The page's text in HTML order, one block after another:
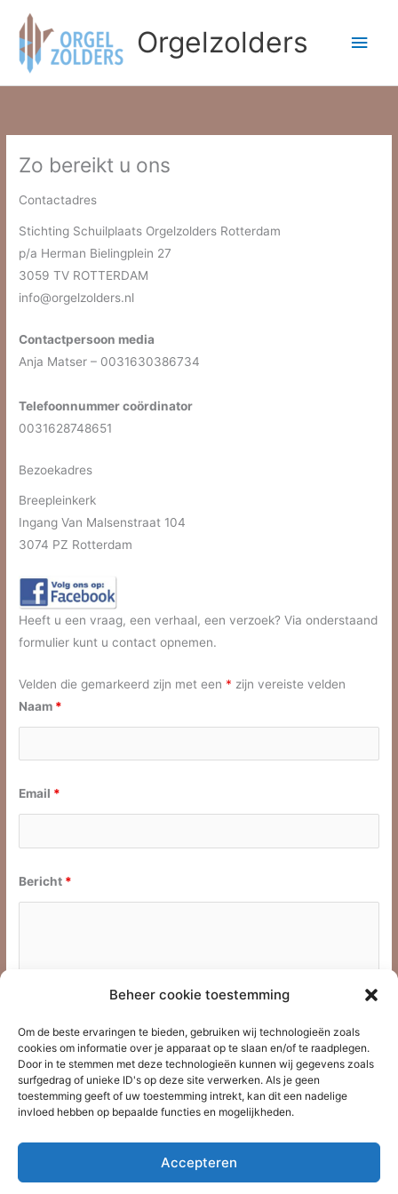
Beheer cookie toestemming
Om de beste ervaringen te bieden, gebruiken wij technologieën zoals
cookies om informatie over je apparaat op te slaan en/of te raadplegen.
Door in te stemmen met deze technologieën kunnen wij gegevens zoals
surfgedrag of unieke ID's op deze site verwerken. Als je geen
toestemming geeft of uw toestemming intrekt, kan dit een nadelige
invloed hebben op bepaalde functies en mogelijkheden.
Accepteren
naar
inhoud
Orgelzolders
Zo bereikt u ons
Contactadres
Stichting Schuilplaats Orgelzolders Rotterdam
p/a Herman Bielingplein 27
3059 TV ROTTERDAM
info@orgelzolders.nl
Contactpersoon media
Anja Matser – 0031630386734
Telefoonnummer coördinator
0031628748651
Bezoekadres
Breepleinkerk
Ingang Van Malsenstraat 104
3074 PZ Rotterdam
Heeft u een vraag, een verhaal, een verzoek? Via onderstaand
formulier kunt u contact opnemen.
Velden die gemarkeerd zijn met een * zijn vereiste velden
Naam *
Email *
Bericht *